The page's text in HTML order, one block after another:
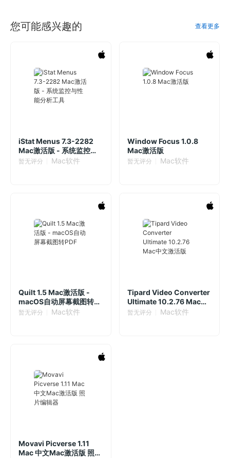
您可能感兴趣的 查看更多
iStat Menus 7.3-2282
Mac激活版 - 系统监控与
性能分析工具
暂无评分 Mac软件
Window Focus 1.0.8
Mac激活版
暂无评分 Mac软件
Quilt 1.5 Mac激活版 -
macOS自动屏幕截图转
PDF
暂无评分 Mac软件
Tipard Video Converter
Ultimate 10.2.76 Mac中
文激活版
暂无评分 Mac软件
Movavi Picverse 1.11
Mac 中文Mac激活版 照片